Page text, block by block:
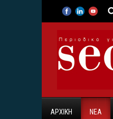
ΑΡΧΙΚΗ ΝΕΑ